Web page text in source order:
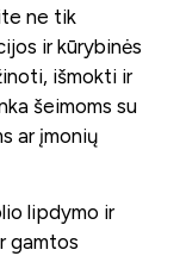
ne tik
ir kūrybinės
išmokti ir
šeimoms su
ar įmonių
lipdymo ir
gamtos